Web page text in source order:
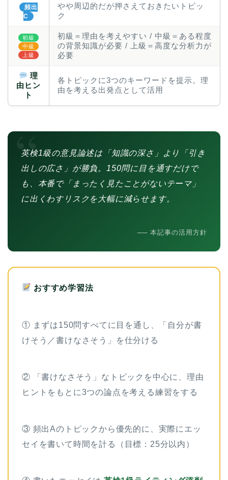
頻出
C
やや周辺的だが押さえておきたいトピッ
ク
初級
中級
上級
初級＝理由を考えやすい / 中級＝ある程度
の背景知識が必要 / 上級＝高度な分析力が
必要
理
由ヒン
ト
各トピックに3つのキーワードを提示。理
由を考える出発点として活用
“
英検1級の意見論述は「知識の深さ」より「引き
出しの広さ」が勝負。150問に目を通すだけで
も、本番で「まったく見たことがないテーマ」
に出くわすリスクを大幅に減らせます。
── 本記事の活用方針
おすすめ学習法
① まずは150問すべてに目を通し、「自分が書
けそう／書けなさそう」を仕分ける
② 「書けなさそう」なトピックを中心に、理由
ヒントをもとに3つの論点を考える練習をする
③ 頻出Aのトピックから優先的に、実際にエッ
セイを書いて時間を計る（目標：25分以内）